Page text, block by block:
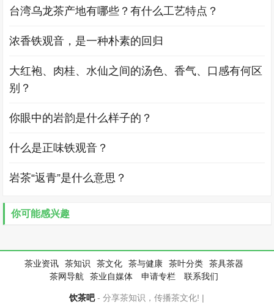
台湾乌龙茶产地有哪些？有什么工艺特点？
浓香铁观音，是一种朴素的回归
大红袍、肉桂、水仙之间的汤色、香气、口感有何区
别？
你眼中的岩韵是什么样子的？
什么是正味铁观音？
岩茶“返青”是什么意思？
你可能感兴趣
茶业资讯 茶知识 茶文化 茶与健康 茶叶分类
茶具茶器
茶网导航
茶业自媒体 申请专栏 联系我们
饮茶吧- 分享茶知识，传播茶文化! |